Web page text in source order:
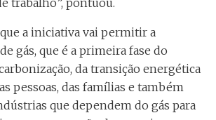
a iniciativa vai permitir a
gás, que é a primeira fase do
da transição energética
pessoas, das famílias e também
que dependem do gás para